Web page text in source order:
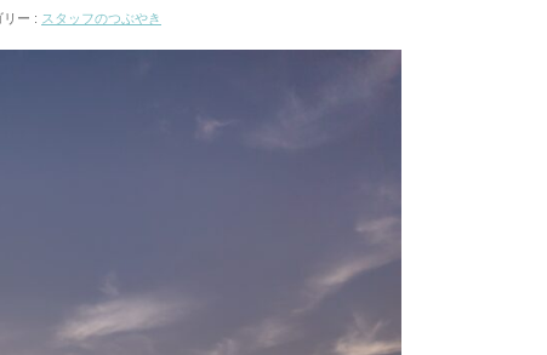
リー : スタッフのつぶやき